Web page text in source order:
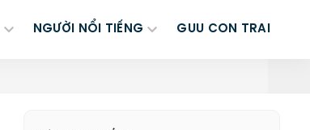
NGƯỜI NỔI TIẾNG GUU CON TRAI